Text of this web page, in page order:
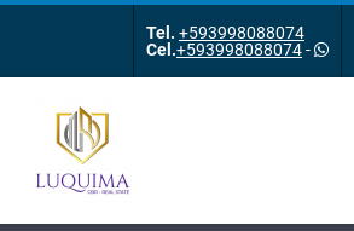
Tel. +593998088074
Cel.+593998088074-